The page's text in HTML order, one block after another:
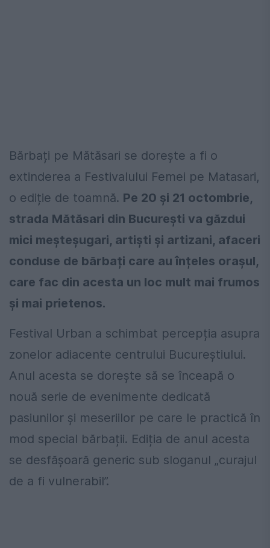
Bărbați pe Mătăsari se dorește a fi o
extinderea a Festivalului Femei pe Matasari,
o ediție de toamnă. Pe 20 și 21 octombrie,
strada Mătăsari din București va găzdui
mici meșteșugari, artiști și artizani, afaceri
conduse de bărbați care au înțeles orașul,
care fac din acesta un loc mult mai frumos
și mai prietenos.
Festival Urban a schimbat percepția asupra
zonelor adiacente centrului Bucureștiului.
Anul acesta se dorește să se înceapă o
nouă serie de evenimente dedicată
pasiunilor și meseriilor pe care le practică în
mod special bărbații. Ediția de anul acesta
se desfășoară generic sub sloganul „curajul
de a fi vulnerabil”.